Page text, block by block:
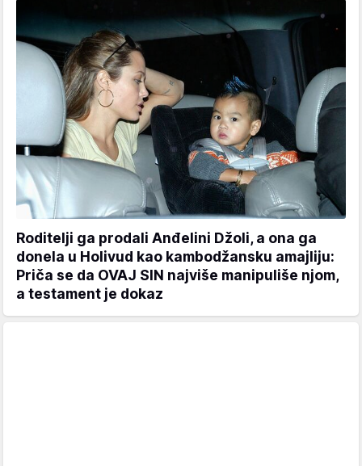
Roditelji ga prodali Anđelini Džoli, a ona ga
donela u Holivud kao kambodžansku amajliju:
Priča se da OVAJ SIN najviše manipuliše njom,
a testament je dokaz